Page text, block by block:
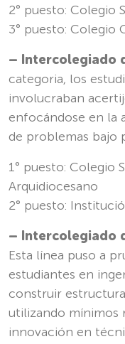
2° puesto: Colegio
3° puesto: Colegio
– Intercolegiado
categoria, los
involucraban
enfocándose en la
de problemas bajo
1° puesto: Colegio
Arquidiocesano
2° puesto:
– Intercolegiado
Esta línea puso a
estudiantes en
construir
utilizando mínimos
innovación en